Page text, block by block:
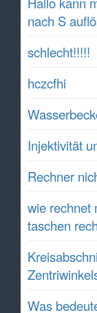
nach S
schlecht!!!!!
hczcfhi
Injektivität
Rechner
wie rechnet
taschen
Was